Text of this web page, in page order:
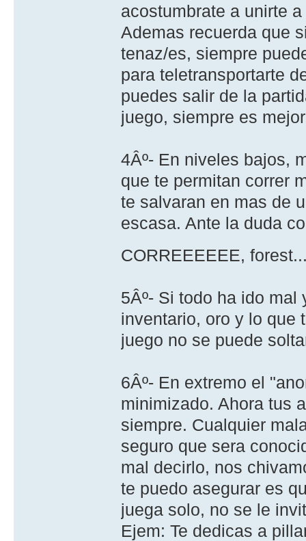
acostumbrate a unirte
Ademas recuerda que
tenaz/es, siempre
para teletransportarte
puedes salir de la
juego, siempre es
4Âº- En niveles bajos,
que te permitan correr
te salvaran en mas de
escasa. Ante la duda
CORREEEEEE,
5Âº- Si todo ha ido
inventario, oro y lo que
juego no se puede
6Âº- En extremo el
minimizado. Ahora tus
siempre. Cualquier
seguro que sera
mal decirlo, nos
te puedo asegurar es
juega solo, no se le
Ejem: Te dedicas a